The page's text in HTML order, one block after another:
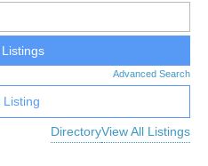
Advanced Search
DirectoryView All Listings
Listing